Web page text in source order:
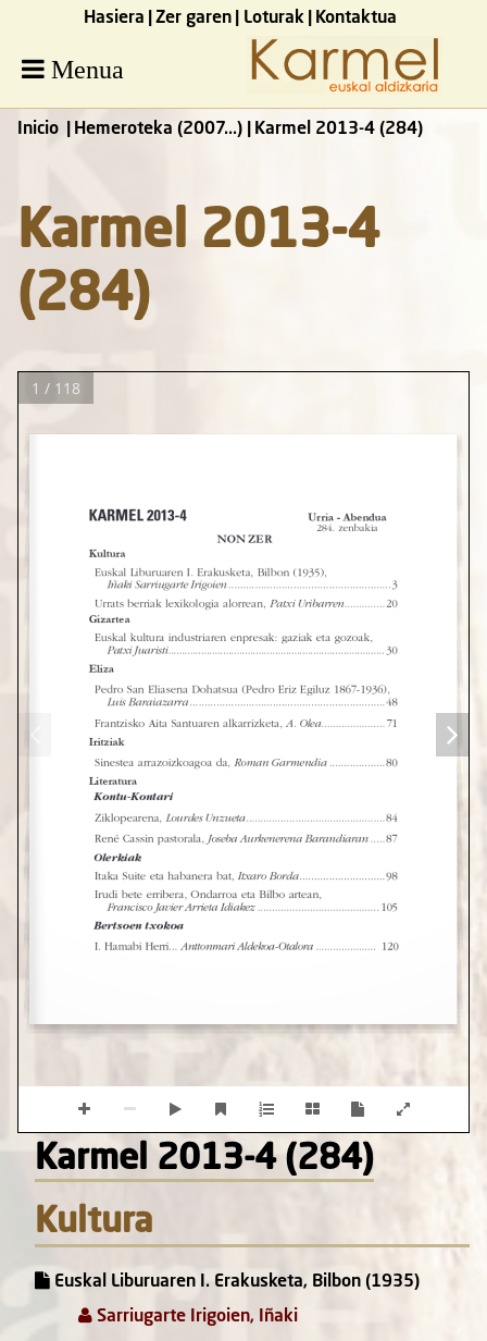
Hasiera Zer garen Loturak Kontaktua
Menua
Inicio Hemeroteka (2007...) Karmel 2013-4 (284)
Karmel 2013-4
(284)
1 / 118
Karmel 2013-4 (284)
Kultura
Euskal Liburuaren I. Erakusketa, Bilbon (1935)
Sarriugarte Irigoien, Iñaki